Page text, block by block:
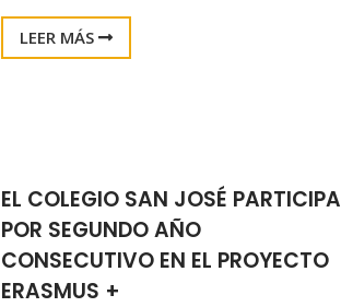
LEER MÁS
EL COLEGIO SAN JOSÉ PARTICIPA
POR SEGUNDO AÑO
CONSECUTIVO EN EL PROYECTO
ERASMUS +